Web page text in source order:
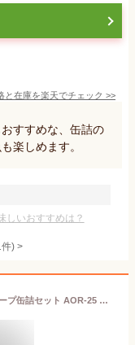
と在庫を楽天でチェック >>
すすめな、缶詰の
楽しめます。
しいおすすめは？
件) >
送料無料 送料込 ホテルニューオータニ スープ缶詰セット AOR-25 食品 グルメ 内祝い お返し ギフトセット 出産内祝い 結婚内祝い 七五三内祝い お歳暮 お供え 御供 香典返し 粗供養 快気祝い 快気内祝い